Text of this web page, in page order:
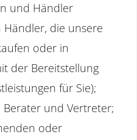
und Händler
Händler, die unsere
oder in
der Bereitstellung
für Sie);
Berater und Vertreter;
oder